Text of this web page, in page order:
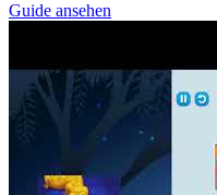
Guide ansehen